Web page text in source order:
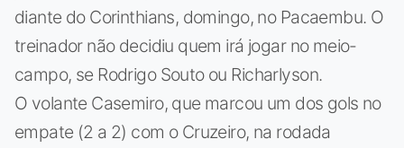
diante do Corinthians, domingo, no Pacaembu. O
treinador não decidiu quem irá jogar no meio-
campo, se Rodrigo Souto ou Richarlyson.
O volante Casemiro, que marcou um dos gols no
empate (2 a 2) com o Cruzeiro, na rodada